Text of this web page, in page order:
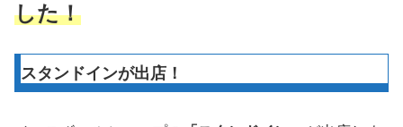
した！
スタンドインが出店！